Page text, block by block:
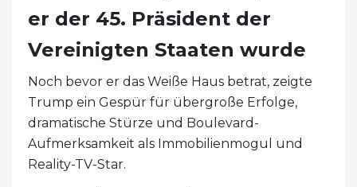
er der 45. Präsident der
Vereinigten Staaten wurde
Noch bevor er das Weiße Haus betrat, zeigte
Trump ein Gespür für übergroße Erfolge,
dramatische Stürze und Boulevard-
Aufmerksamkeit als Immobilienmogul und
Reality-TV-Star.